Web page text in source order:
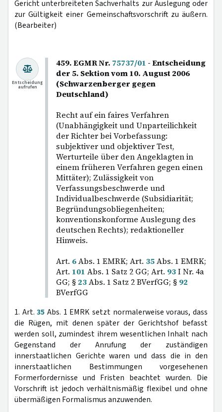
Gericht unterbreiteten Sachverhalts zur Auslegung oder
zur Gültigkeit einer Gemeinschaftsvorschrift zu äußern.
(Bearbeiter)
459. EGMR Nr. 75737/01 - Entscheidung
der 5. Sektion vom 10. August 2006
(Schwarzenberger gegen
Deutschland)
Recht auf ein faires Verfahren
(Unabhängigkeit und Unparteilichkeit
der Richter bei Vorbefassung:
subjektiver und objektiver Test,
Werturteile über den Angeklagten in
einem früheren Verfahren gegen einen
Mittäter); Zulässigkeit von
Verfassungsbeschwerde und
Individualbeschwerde (Subsidiarität;
Begründungsobliegenheiten;
konventionskonforme Auslegung des
deutschen Rechts); redaktioneller
Hinweis.
Art. 6Abs. 1 EMRK; Art. 35Abs. 1 EMRK;
Art. 101 Abs. 1 Satz 2 GG; Art. 93I Nr. 4a
GG; § 23Abs. 1 Satz 2 BVerfGG; § 92
BVerfGG
Entscheidung
aufrufen
1. Art.35 Abs. 1 EMRK setzt normalerweise voraus, dass
die Rügen, mit denen später der Gerichtshof befasst
werden soll, zumindest ihrem wesentlichen Inhalt nach
Gegenstand der Anrufung der zuständigen
innerstaatlichen Gerichte waren und dass die in den
innerstaatlichen Bestimmungen vorgesehenen
Formerfordernisse und Fristen beachtet wurden. Die
Vorschrift ist jedoch verhältnismäßig flexibel und ohne
übermäßigen Formalismus anzuwenden.